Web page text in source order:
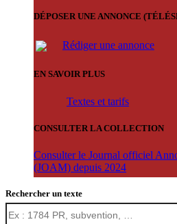
DÉPOSER UNE ANNONCE
Rédiger une annonce
EN SAVOIR PLUS
Textes et tarifs
CONSULTER LA COLLECTION
Consulter le Journal officiel
(JOAM) depuis 2024
Rechercher un texte